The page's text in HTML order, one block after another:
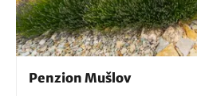
Penzion Mušlov